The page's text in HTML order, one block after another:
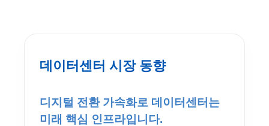
데이터센터 시장 동향
디지털 전환 가속화로 데이터센터는
미래 핵심 인프라입니다.